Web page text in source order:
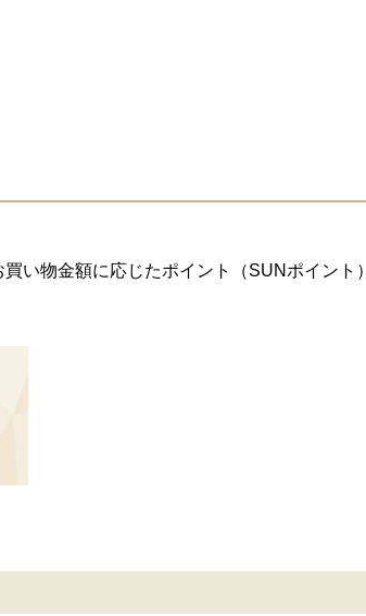
い物金額に応じたポイント（SUNポイント）